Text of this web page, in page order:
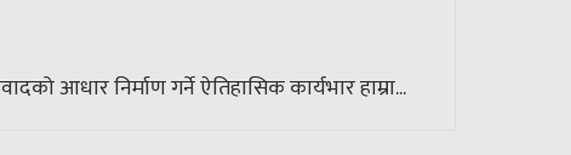
आधार निर्माण गर्ने ऐतिहासिक कार्यभार हाम्रा...